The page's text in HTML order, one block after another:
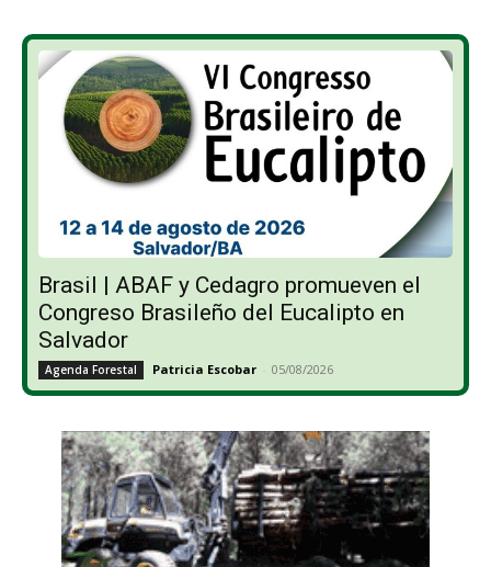
Brasil | ABAF y Cedagro promueven el
Congreso Brasileño del Eucalipto en
Salvador
Agenda Forestal Patricia Escobar - 05/08/2026